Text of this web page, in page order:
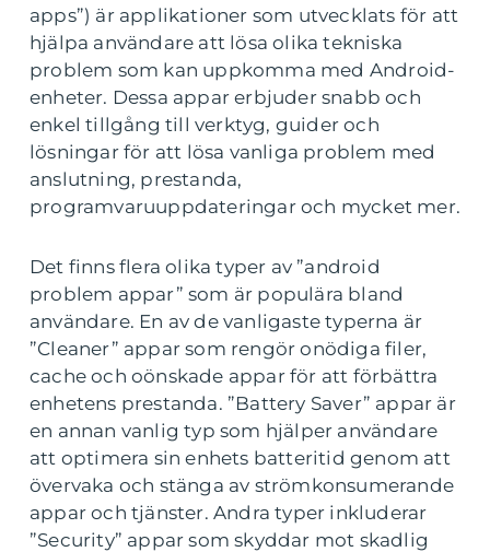
apps”) är applikationer som utvecklats för att
hjälpa användare att lösa olika tekniska
problem som kan uppkomma med Android-
enheter. Dessa appar erbjuder snabb och
enkel tillgång till verktyg, guider och
lösningar för att lösa vanliga problem med
anslutning, prestanda,
programvaruuppdateringar och mycket mer.
Det finns flera olika typer av ”android
problem appar” som är populära bland
användare. En av de vanligaste typerna är
”Cleaner” appar som rengör onödiga filer,
cache och oönskade appar för att förbättra
enhetens prestanda. ”Battery Saver” appar är
en annan vanlig typ som hjälper användare
att optimera sin enhets batteritid genom att
övervaka och stänga av strömkonsumerande
appar och tjänster. Andra typer inkluderar
”Security” appar som skyddar mot skadlig